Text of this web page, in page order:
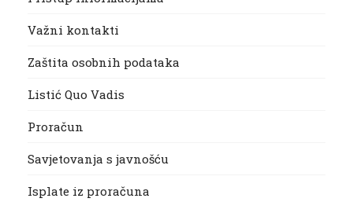
Važni kontakti
Zaštita osobnih podataka
Listić Quo Vadis
Proračun
Savjetovanja s javnošću
Isplate iz proračuna